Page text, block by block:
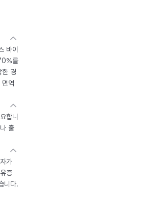
바이
를
한 경
역
합니
출
가
증
니다.